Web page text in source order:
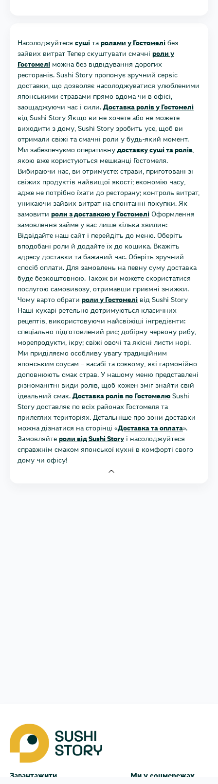
Насолоджуйтеся суші та ролами у Гостомелі без
зайвих витрат Тепер скуштувати смачні роли у
Гостомелі можна без відвідування дорогих
ресторанів. Sushi Story пропонує зручний сервіс
доставки, що дозволяє насолоджуватися улюбленими
японськими стравами прямо вдома чи в офісі,
заощаджуючи час і сили.Доставка ролів у Гостомелі
від Sushi Story Якщо ви не хочете або не можете
виходити з дому, Sushi Story зробить усе, щоб ви
отримали свіжі та смачні роли у будь-який момент.
Ми забезпечуємо оперативну доставку суші та ролів,
якою вже користуються мешканці Гостомеля.
Вибираючи нас, ви отримуєте: страви, приготовані зі
свіжих продуктів найвищої якості; економію часу,
адже не потрібно їхати до ресторану; контроль витрат,
уникаючи зайвих витрат на спонтанні покупки. Як
замовити роли з доставкою у Гостомелі Оформлення
замовлення займе у вас лише кілька хвилин:
Відвідайте наш сайт і перейдіть до меню. Оберіть
вподобані роли й додайте їх до кошика. Вкажіть
адресу доставки та бажаний час. Оберіть зручний
спосіб оплати. Для замовлень на певну суму доставка
буде безкоштовною. Також ви можете скористатися
послугою самовивозу, отримавши приємні знижки.
Чому варто обрати роли у Гостомелі від Sushi Story
Наші кухарі ретельно дотримуються класичних
рецептів, використовуючи найсвіжіші інгредієнти:
спеціально підготовлений рис; добірну червону рибу,
морепродукти, ікру; свіжі овочі та якісні листи норі.
Ми приділяємо особливу увагу традиційним
японським соусам – васабі та соєвому, які гармонійно
доповнюють смак страв. У нашому меню представлені
різноманітні види ролів, щоб кожен зміг знайти свій
ідеальний смак.Доставка ролів по Гостомелю Sushi
Story доставляє по всіх районах Гостомеля та
прилеглих територіях. Детальніше про зони доставки
можна дізнатися на сторінці «Доставка та оплата».
Замовляйте роли від Sushi Story і насолоджуйтеся
справжнім смаком японської кухні в комфорті свого
дому чи офісу!
Завантажити Ми у соцмережах